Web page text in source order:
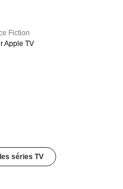
Fiction
Apple TV
séries TV